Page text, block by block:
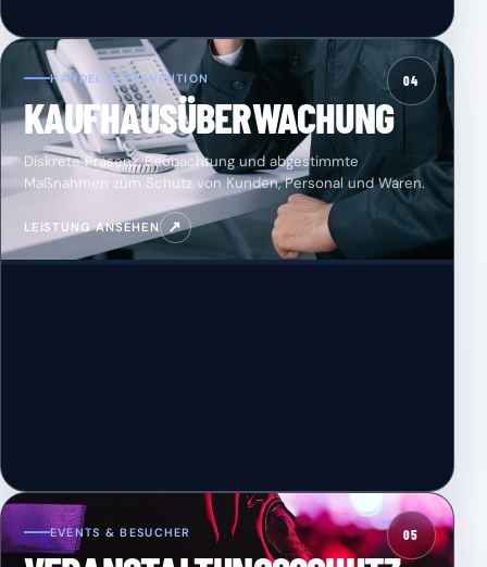
04
HANDEL & PRÄVENTION
KAUFHAUSÜBERWACHUNG
Diskrete Präsenz, Beobachtung und abgestimmte
Maßnahmen zum Schutz von Kunden, Personal und Waren.
LEISTUNG ANSEHEN ↗
05
EVENTS & BESUCHER